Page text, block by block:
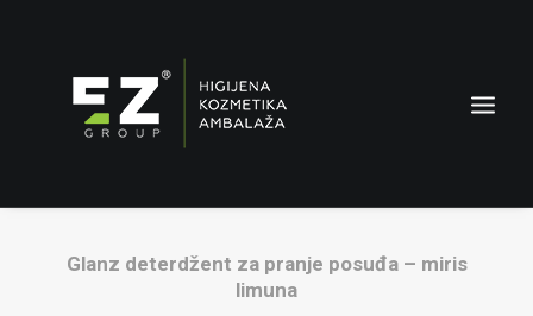
Glanz deterdžent za pranje posuđa – miris
limuna